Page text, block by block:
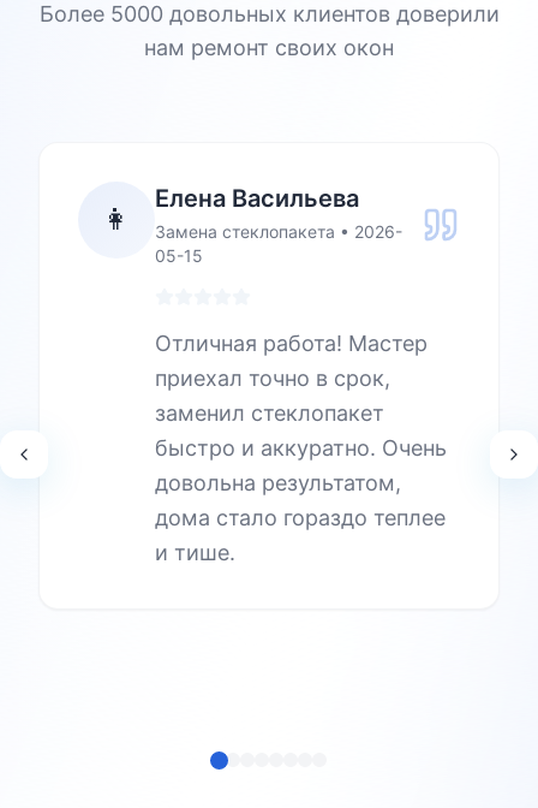
Более 5000 довольных клиентов доверили
нам ремонт своих окон
👩
Елена Васильева
Замена стеклопакета • 2026-
05-15
Отличная работа! Мастер
приехал точно в срок,
заменил стеклопакет
быстро и аккуратно. Очень
довольна результатом,
дома стало гораздо теплее
и тише.